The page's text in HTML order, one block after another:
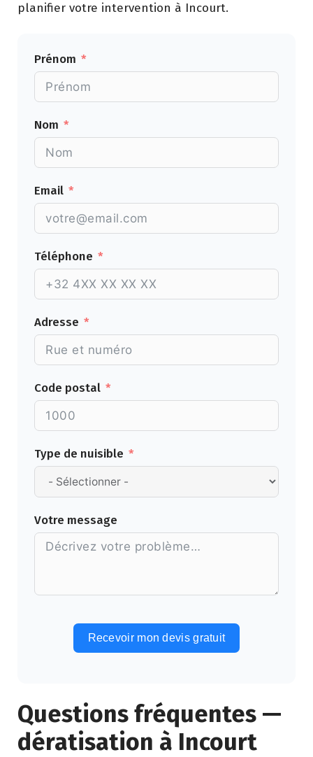
planifier votre intervention à Incourt.
Prénom
Nom
Email
Téléphone
Adresse
Code postal
Type de nuisible
Votre message
Recevoir mon devis gratuit
Questions fréquentes —
dératisation à Incourt